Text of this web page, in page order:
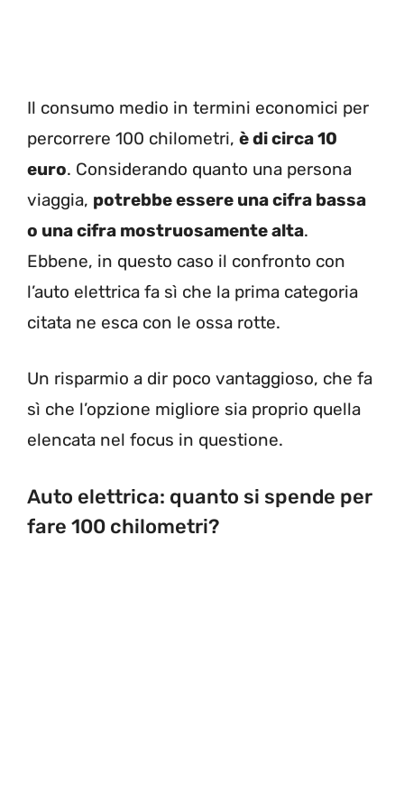
Il consumo medio in termini economici per
percorrere 100 chilometri, è di circa 10
euro. Considerando quanto una persona
viaggia, potrebbe essere una cifra bassa
o una cifra mostruosamente alta.
Ebbene, in questo caso il confronto con
l’auto elettrica fa sì che la prima categoria
citata ne esca con le ossa rotte.
Un risparmio a dir poco vantaggioso, che fa
sì che l’opzione migliore sia proprio quella
elencata nel focus in questione.
Auto elettrica: quanto si spende per
fare 100 chilometri?